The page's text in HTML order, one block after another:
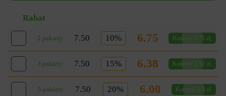
Rabat
2 pakiety 7.50 10% 6.75 Korzyść 0.75 zł.
3 pakiety 7.50 15% 6.38 Korzyść 1.12 zł.
5 pakiety 7.50 20% 6.00 Korzyść 1.5 zł.